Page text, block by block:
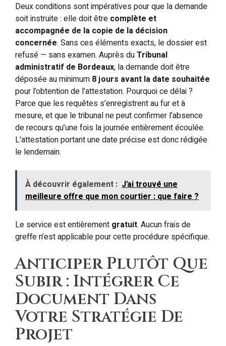
Deux conditions sont impératives pour que la demande
soit instruite : elle doit être complète et
accompagnée de la copie de la décision
concernée. Sans ces éléments exacts, le dossier est
refusé — sans examen. Auprès duTribunal
administratif de Bordeaux, la demande doit être
déposée au minimum 8 jours avant la date souhaitée
pour l’obtention de l’attestation. Pourquoi ce délai ?
Parce que les requêtes s’enregistrent au fur et à
mesure, et que le tribunal ne peut confirmer l’absence
de recours qu’une fois la journée entièrement écoulée.
L’attestation portant une date précise est donc rédigée
le lendemain.
À découvrir également : J'ai trouvé une
meilleure offre que mon courtier : que faire ?
Le service est entièrement gratuit. Aucun frais de
greffe n’est applicable pour cette procédure spécifique.
Anticiper Plutôt Que
Subir : Intégrer Ce
Document Dans
Votre Stratégie De
Projet